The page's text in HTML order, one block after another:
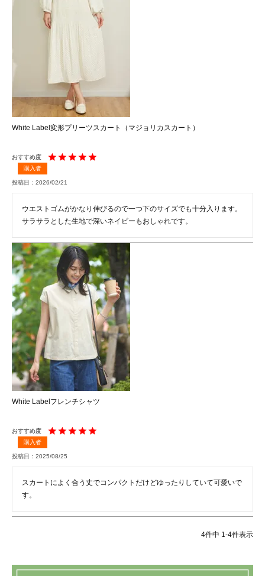
White Label変形プリーツスカート（マジョリカスカート）
購入者
投稿日 2026/02/21
ウエストゴムがかなり伸びるので一つ下のサイズでも十分入ります。
サラサラとした生地で深いネイビーもおしゃれです。
White Labelフレンチシャツ
購入者
投稿日 2025/08/25
スカートによく合う丈でコンパクトだけどゆったりしていて可愛いで
す。
4件中 1-4件表示